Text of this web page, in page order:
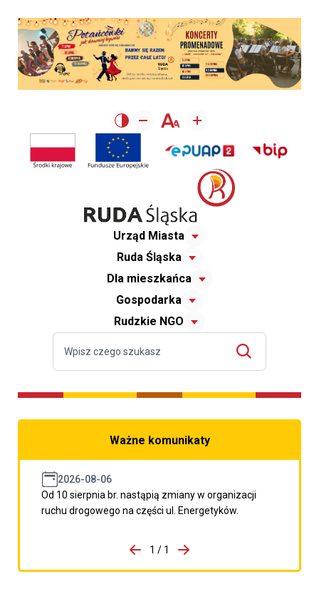
Urząd Miasta
Ruda Śląska
Dla mieszkańca
Gospodarka
Rudzkie NGO
Ważne komunikaty
2026-08-06
Od 10 sierpnia br. nastąpią zmiany w organizacji
ruchu drogowego na części ul. Energetyków.
porzpedniego komunikatu
1 / 1
Przejdź do następnego